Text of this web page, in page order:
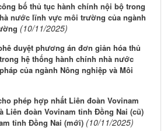
bố thủ tục hành chính nội bộ trong
nước lĩnh vực môi trường của ngành
(10/11/2025)
duyệt phương án đơn giản hóa thủ
hệ thống hành chính nhà nước
của ngành Nông nghiệp và Môi
phép hợp nhất Liên đoàn Vovinam
Liên đoàn Vovinam tỉnh Đồng Nai (cũ)
tỉnh Đồng Nai (mới) (10/11/2025)